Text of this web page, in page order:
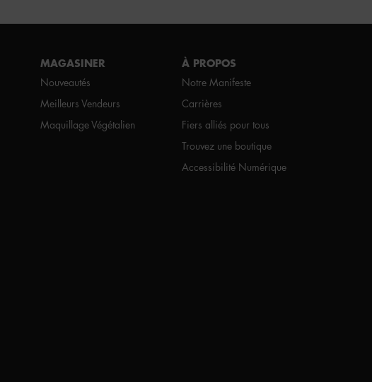
MAGASINER
Nouveautés
Meilleurs Vendeurs
Maquillage Végétalien
À PROPOS
Notre Manifeste
Carrières
Fiers alliés pour tous
Trouvez une boutique
Accessibilité Numérique